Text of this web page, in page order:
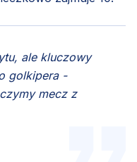
ale kluczowy
golkipera -
mecz z